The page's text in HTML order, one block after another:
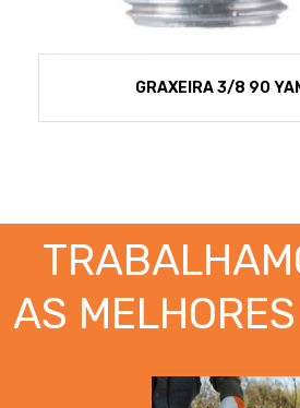
GRAXEIRA 3/8 90
AS